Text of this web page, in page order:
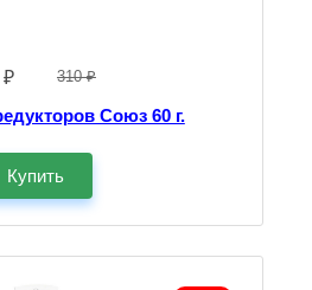
₽ 310 ₽
Союз 60 г.
Купить